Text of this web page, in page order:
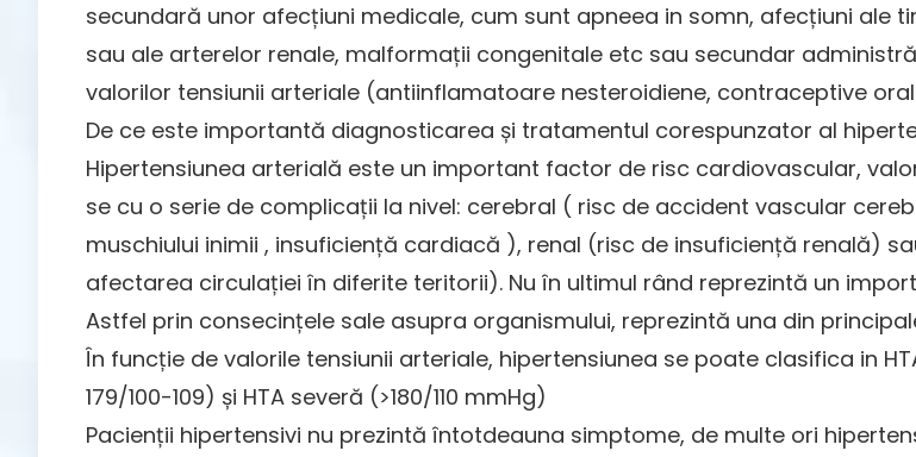
secundară unor afecțiuni medicale, cum sunt apneea in somn, afecțiuni ale
sau ale arterelor renale, malformații congenitale etc sau secundar
valorilor tensiunii arteriale (antiinflamatoare nesteroidiene, contraceptive
De ce este importantă diagnosticarea și tratamentul corespunzator al
Hipertensiunea arterială este un important factor de risc cardiovascular,
se cu o serie de complicații la nivel: cerebral ( risc de accident vascular
muschiului inimii , insuficiență cardiacă ), renal (risc de insuficiență renală)
afectarea circulației în diferite teritorii). Nu în ultimul rând reprezintă un
Astfel prin consecințele sale asupra organismului, reprezintă una din
În funcție de valorile tensiunii arteriale, hipertensiunea se poate clasifica in
179/100-109) și HTA severă (>180/110 mmHg)
Pacienții hipertensivi nu prezintă întotdeauna simptome, de multe ori